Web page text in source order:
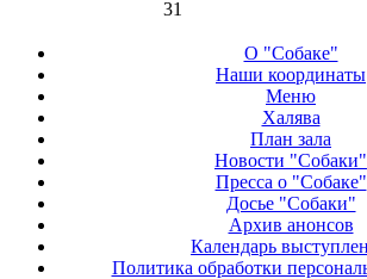
31
О "Собаке"
Наши координаты
Меню
Халява
План зала
Новости "Собаки"
Пресса о "Собаке"
Досье "Собаки"
Архив анонсов
Календарь
Политика обработки